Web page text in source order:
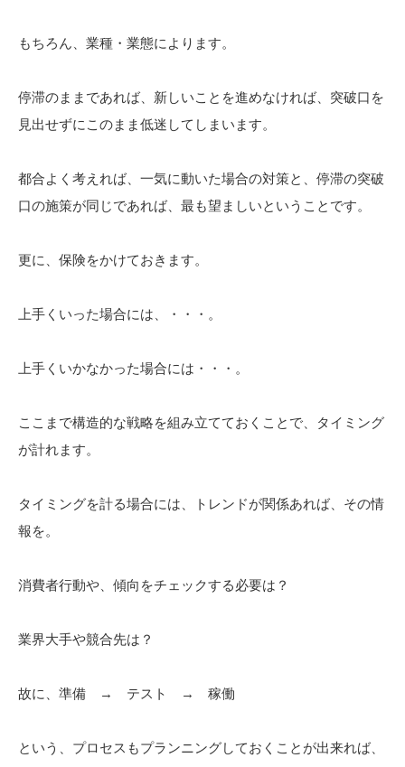
もちろん、業種・業態によります。
停滞のままであれば、新しいことを進めなければ、突破口を
見出せずにこのまま低迷してしまいます。
都合よく考えれば、一気に動いた場合の対策と、停滞の突破
口の施策が同じであれば、最も望ましいということです。
更に、保険をかけておきます。
上手くいった場合には、・・・。
上手くいかなかった場合には・・・。
ここまで構造的な戦略を組み立てておくことで、タイミング
が計れます。
タイミングを計る場合には、トレンドが関係あれば、その情
報を。
消費者行動や、傾向をチェックする必要は？
業界大手や競合先は？
故に、準備 → テスト → 稼働
という、プロセスもプランニングしておくことが出来れば、